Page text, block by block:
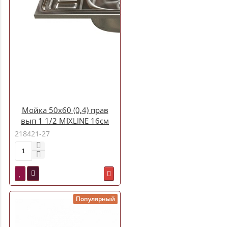
Мойка 50х60 (0,4) прав
вып 1 1/2 MIXLINE 16см
218421-27
Популярный